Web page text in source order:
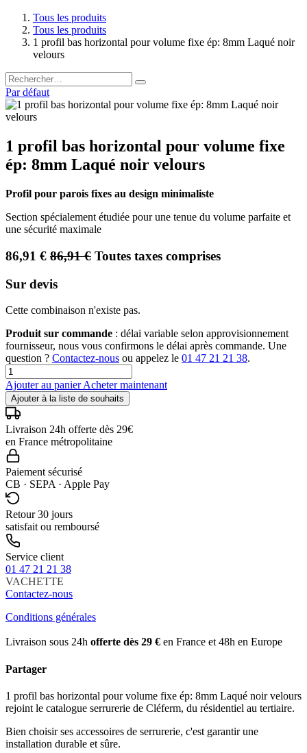
Tous les produits
Tous les produits
1 profil bas horizontal pour volume fixe ép: 8mm Laqué noir
velours
Par défaut
1 profil bas horizontal pour volume fixe
ép: 8mm Laqué noir velours
Profil pour parois fixes au design minimaliste
Section spécialement étudiée pour une tenue du volume parfaite et
une sécurité maximale
86,91 € 86,91€ Toutes taxes comprises
Sur devis
Cette combinaison n'existe pas.
Produit sur commande : délai variable selon approvisionnement
fournisseur, nous vous confirmons le délai après commande. Une
question ? Contactez-nous ou appelez le 01 47 21 21 38.
Ajouter au panierAcheter maintenant
Ajouter à la liste de souhaits
Livraison 24h offerte dès 29€
en France métropolitaine
Paiement sécurisé
CB · SEPA · Apple Pay
Retour 30 jours
satisfait ou remboursé
Service client
01 47 21 21 38
VACHETTE
Contactez-nous
Conditions générales
Livraison sous 24h offerte dès 29 € en France et 48h en Europe
Partager
1 profil bas horizontal pour volume fixe ép: 8mm Laqué noir velours
rejoint le catalogue serrurerie de Cléferm, du résidentiel au tertiaire.
Bien choisir ses accessoires de serrurerie, c'est garantir une
installation durable et sûre.